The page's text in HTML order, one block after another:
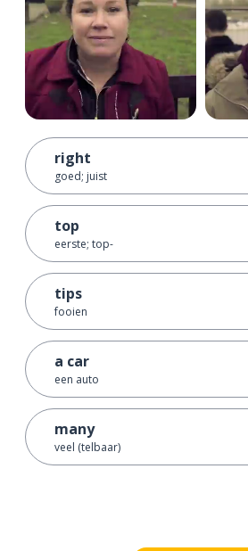
right
goed; juist
top
eerste; top-
tips
fooien
a car
een auto
many
veel (telbaar)